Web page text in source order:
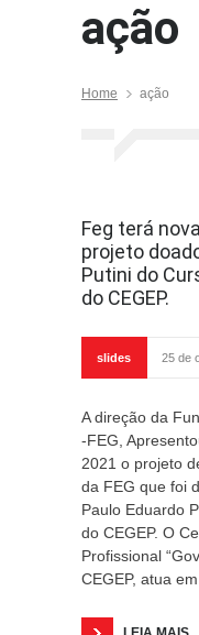
ação
Home ação
Feg terá
projeto
Putini do
do CEGEP.
slides 25 de
A direção da
-FEG,
2021 o projeto
da FEG que foi
Paulo Eduardo
do CEGEP. O
Profissional
CEGEP, atua